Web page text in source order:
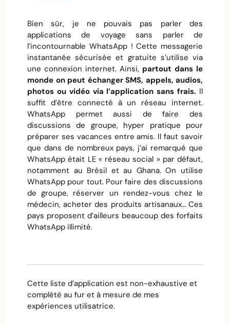
Bien sûr, je ne pouvais pas parler des
applications de voyage sans parler de
l’incontournable WhatsApp ! Cette messagerie
instantanée sécurisée et gratuite s’utilise via
une connexion internet. Ainsi, partout dans le
monde on peut échanger SMS, appels, audios,
photos ou vidéo via l’application sans frais. Il
suffit d’être connecté à un réseau internet.
WhatsApp permet aussi de faire des
discussions de groupe, hyper pratique pour
préparer ses vacances entre amis. Il faut savoir
que dans de nombreux pays, j’ai remarqué que
WhatsApp était LE « réseau social » par défaut,
notamment au Brésil et au Ghana. On utilise
WhatsApp pour tout. Pour faire des discussions
de groupe, réserver un rendez-vous chez le
médecin, acheter des produits artisanaux… Ces
pays proposent d’ailleurs beaucoup des forfaits
WhatsApp illimité.
Cette liste d’application est non-exhaustive et
complété au fur et à mesure de mes
expériences utilisatrice.